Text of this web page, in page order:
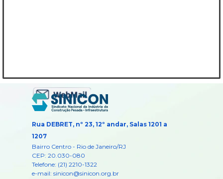
Rua DEBRET, nº 23, 12º andar, Salas 1201 a
1207
Bairro Centro - Rio de Janeiro/RJ
CEP: 20.030-080
Telefone: (21) 2210-1322
e-mail: sinicon@sinicon.org.br